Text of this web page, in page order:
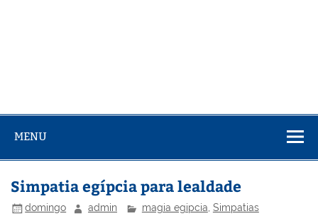
MENU
Simpatia egípcia para lealdade
domingo admin magia egipcia, Simpatias